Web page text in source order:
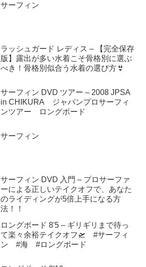
サーフィン
ラッシュガード レディス – 【完全保存
版】露出が多い水着こそ骨格別に選ぶ
べき！骨格別似合う水着の選び方👙
サーフィン DVD ツアー – 2008 JPSA
in CHIKURA ジャパンプロサーフィ
ンツアー ロングボード
サーフィン
サーフィン DVD 入門 – プロサーファ
ーによる正しいテイクオフで、あなた
のライディングが5倍上手になる方
法！！
ロングボード 8'5 – ギリギリまで待っ
て楽々余裕テイクオフ🛫 #サーフィ
ン #海 #ロングボード